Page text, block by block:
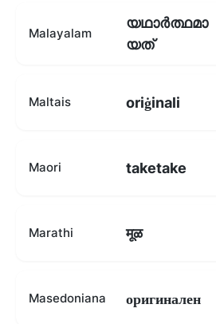
Malayalam
യഥാർത്ഥമാ
യത്
Maltais oriġinali
Maori taketake
Marathi मूळ
Masedoniana оригинален